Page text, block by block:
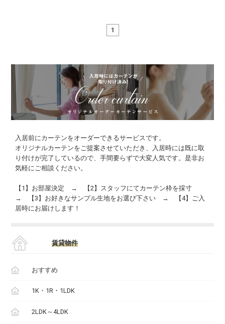
1
入居前にカーテンをオーダーできるサービスです。
オリジナルカーテンをご提案させていただき、入居時には既に取
り付けが完了しているので、手間要らずで大変人気です。是非お
気軽にご相談ください。
【1】お部屋決定 → 【2】スタッフにてカーテン枠を採寸
→ 【3】お好きなサンプル生地をお選び下さい → 【4】ご入
居時にお届けします！
賃貸物件
おすすめ
1K・1R・1LDK
2LDK～4LDK